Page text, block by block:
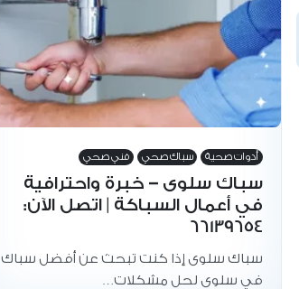
أدوات صحية سباك صحي فني صحي
سباك سلوى – خبرة واحترافية
في أعمال السباكة | اتصل الآن:
66139654
سباك سلوى إذا كنت تبحث عن أفضل سباك
في سلوى لحل مشكلات…